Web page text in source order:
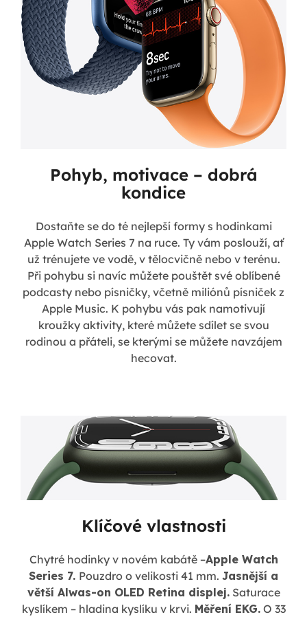
Pohyb, motivace – dobrá
kondice
Dostaňte se do té nejlepší formy s hodinkami
Apple Watch Series 7 na ruce. Ty vám poslouží, ať
už trénujete ve vodě, v tělocvičně nebo v terénu.
Při pohybu si navíc můžete pouštět své oblíbené
podcasty nebo písničky, včetně miliónů písniček z
Apple Music. K pohybu vás pak namotivují
kroužky aktivity, které můžete sdílet se svou
rodinou a přáteli, se kterými se můžete navzájem
hecovat.
Klíčové vlastnosti
Chytré hodinky v novém kabátě –Apple Watch
Series 7. Pouzdro o velikosti 41 mm. Jasnější a
větší Alwas-on OLED Retina displej. Saturace
kyslíkem – hladina kyslíku v krvi. Měření EKG. O 33